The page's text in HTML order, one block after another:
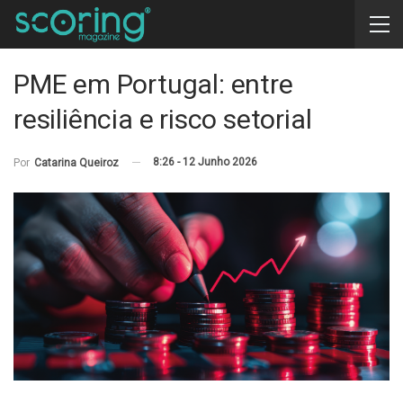
PME em Portugal: entre
resiliência e risco setorial
Por Catarina Queiroz 8:26 - 12 Junho 2026